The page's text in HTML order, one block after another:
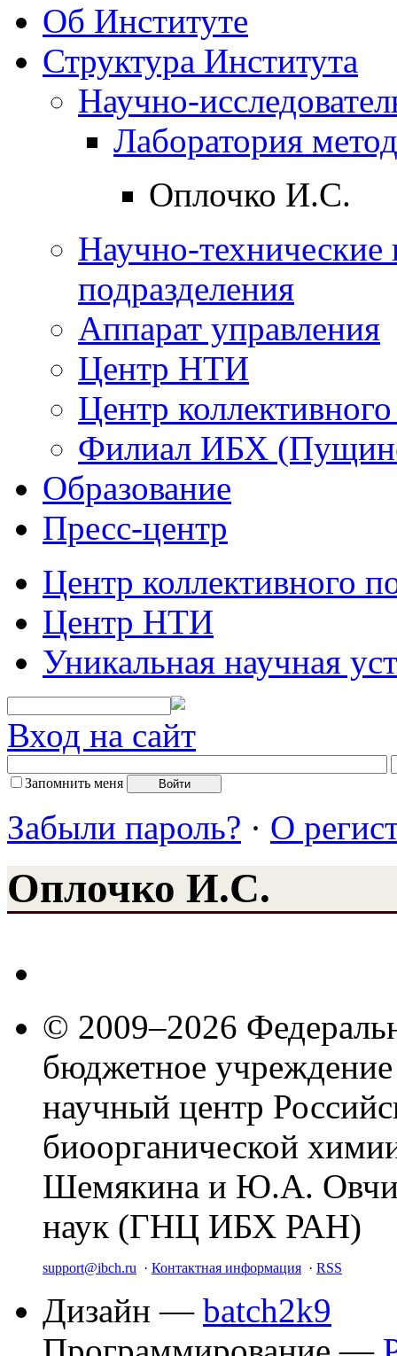
Об Институте
Структура Института
Научно-
Лаборатория
Оплочко И.С.
Научно-технические
подразделения
Аппарат управления
Центр НТИ
Центр
Филиал ИБХ
Образование
Пресс-центр
Центр коллективного
Центр НТИ
Уникальная научная
Вход на сайт
Запомнить меня
Забыли пароль? · О
Оплочко И.С.
© 2009–2026
бюджетное
научный центр
биоорганической
Шемякина и Ю.А.
наук (ГНЦ ИБХ РАН)
support@ibch.ru · Контактная информация · RSS
Дизайн — batch2k9